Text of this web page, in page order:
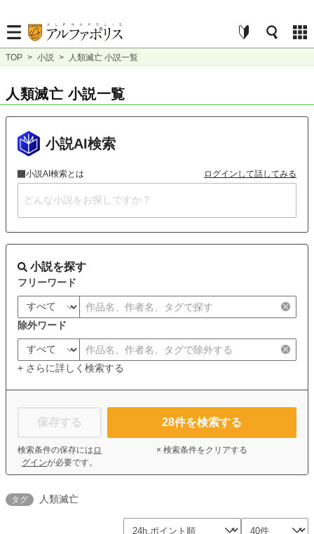
TOP > 小説 > 人類滅亡 小説一覧
人類滅亡 小説一覧
小説AI検索
小説AI検索とは ログインして話してみる
小説を探す
フリーワード
除外ワード
+ さらに詳しく検索する
保存する
検索条件の保存には ロ
グインが必要です。
28件を検索する
× 検索条件をクリアする
タグ 人類滅亡